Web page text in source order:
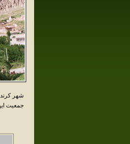
شهر
جمعيت اين شهر بنا